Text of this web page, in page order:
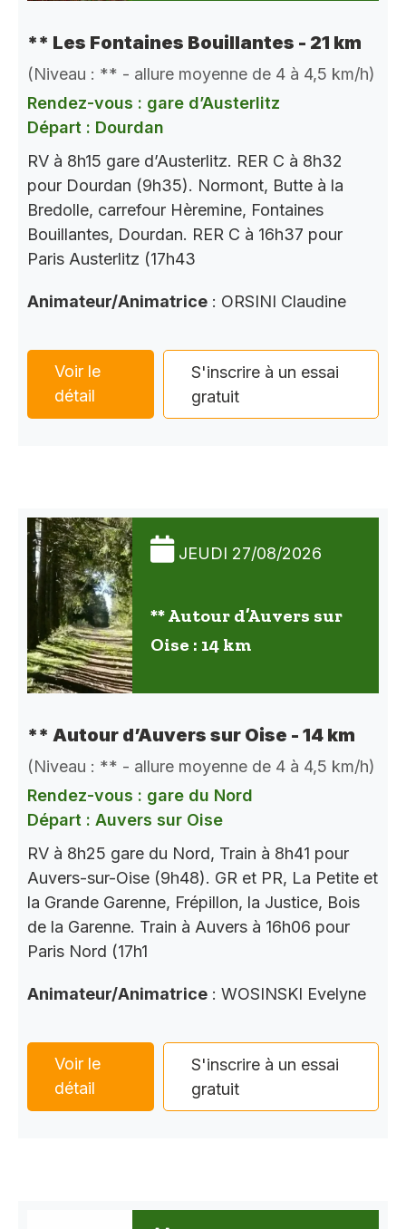
** Les Fontaines Bouillantes - 21 km
(Niveau : ** - allure moyenne de 4 à 4,5 km/h)
Rendez-vous : gare d’Austerlitz
Départ : Dourdan
RV à 8h15 gare d’Austerlitz. RER C à 8h32
pour Dourdan (9h35). Normont, Butte à la
Bredolle, carrefour Hèremine, Fontaines
Bouillantes, Dourdan. RER C à 16h37 pour
Paris Austerlitz (17h43
Animateur/Animatrice : ORSINI Claudine
Voir le
détail
S'inscrire à un essai
gratuit
JEUDI 27/08/2026
** Autour d’Auvers sur
Oise : 14 km
** Autour d’Auvers sur Oise - 14 km
(Niveau : ** - allure moyenne de 4 à 4,5 km/h)
Rendez-vous : gare du Nord
Départ : Auvers sur Oise
RV à 8h25 gare du Nord, Train à 8h41 pour
Auvers-sur-Oise (9h48). GR et PR, La Petite et
la Grande Garenne, Frépillon, la Justice, Bois
de la Garenne. Train à Auvers à 16h06 pour
Paris Nord (17h1
Animateur/Animatrice : WOSINSKI Evelyne
Voir le
détail
S'inscrire à un essai
gratuit